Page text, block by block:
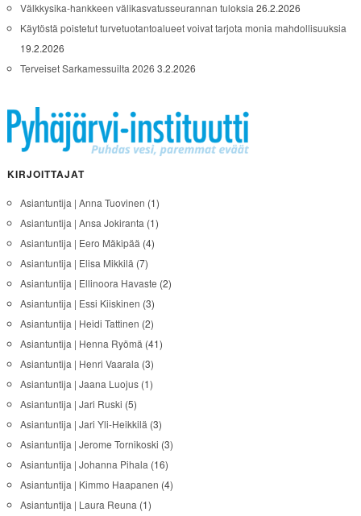
Välkkysika-hankkeen välikasvatusseurannan tuloksia 26.2.2026
Käytöstä poistetut turvetuotantoalueet voivat tarjota monia mahdollisuuksia
19.2.2026
Terveiset Sarkamessuilta 2026 3.2.2026
KIRJOITTAJAT
Asiantuntija | Anna Tuovinen (1)
Asiantuntija | Ansa Jokiranta (1)
Asiantuntija | Eero Mäkipää (4)
Asiantuntija | Elisa Mikkilä (7)
Asiantuntija | Ellinoora Havaste (2)
Asiantuntija | Essi Kiiskinen (3)
Asiantuntija | Heidi Tattinen (2)
Asiantuntija | Henna Ryömä (41)
Asiantuntija | Henri Vaarala (3)
Asiantuntija | Jaana Luojus(1)
Asiantuntija | Jari Ruski (5)
Asiantuntija | Jari Yli-Heikkilä (3)
Asiantuntija | Jerome Tornikoski (3)
Asiantuntija | Johanna Pihala (16)
Asiantuntija | Kimmo Haapanen (4)
Asiantuntija | Laura Reuna (1)